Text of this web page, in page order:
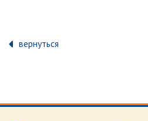
вернуться